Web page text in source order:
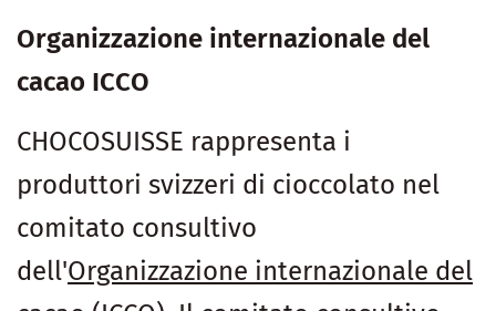
Organizzazione internazionale del
cacao ICCO
CHOCOSUISSE rappresenta i
produttori svizzeri di cioccolato nel
comitato consultivo
dell'Organizzazione internazionale del